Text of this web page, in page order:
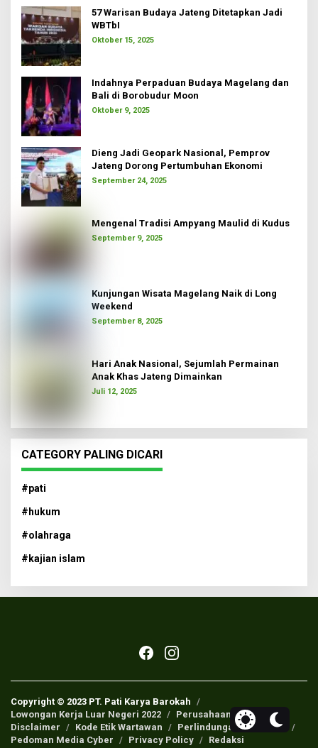
57 Warisan Budaya Jateng Ditetapkan Jadi
WBTbI
Oktober 15, 2025
Indahnya Perpaduan Budaya Magelang dan
Bali di Borobudur Moon
Oktober 9, 2025
Dieng Jadi Geopark Nasional, Pemprov
Jateng Dorong Pertumbuhan Ekonomi
September 24, 2025
Mengenal Tradisi Ampyang Maulid di Kudus
September 9, 2025
Kunjungan Wisata Magelang Naik di Long
Weekend
September 8, 2025
Hari Anak Nasional, Sejumlah Permainan
Anak Khas Jateng Dimainkan
Juli 12, 2025
CATEGORY PALING DICARI
#pati
#hukum
#olahraga
#kajian islam
Copyright © 2023 PT. Pati Karya Barokah
Lowongan Kerja Luar Negeri 2022
Perusahaan Pers
Disclaimer
Kode Etik Wartawan
Perlindungan Wartawan
Pedoman Media Cyber
Privacy Policy Redaksi